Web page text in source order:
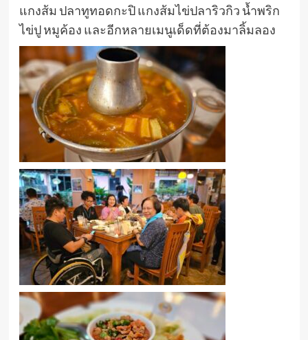
แกงส้ม ปลาทูทอดกะปิ แกงส้มไข่ปลาริวกิว น้ำพริก
ไข่ปู หมูค้อง และอีกหลายเมนูเด็ดที่ต้องมาลิ้มลอง